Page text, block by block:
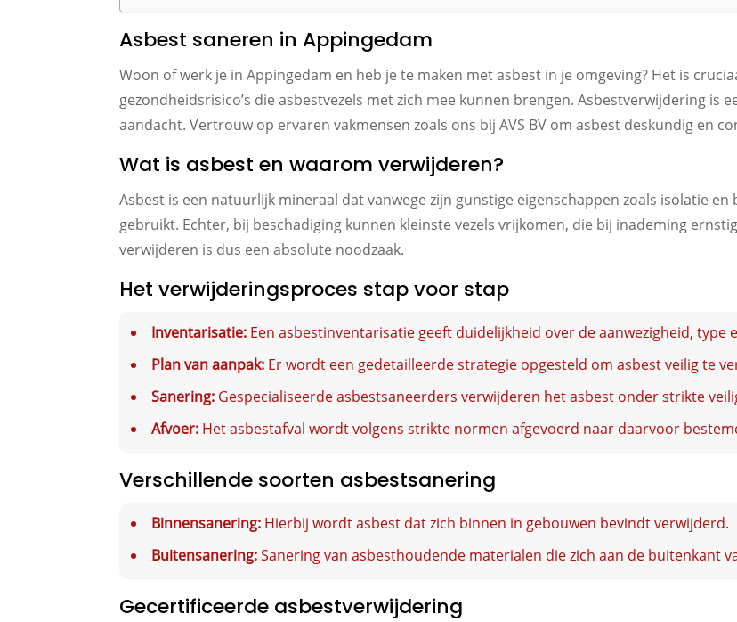
Asbest saneren in Appingedam
Woon of werk je in Appingedam en heb je te maken met asbest in je omgeving? Het is
gezondheidsrisico’s die asbestvezels met zich mee kunnen brengen. Asbestverwijdering is
aandacht. Vertrouw op ervaren vakmensen zoals ons bij AVS BV om asbest deskundig en
Wat is asbest en waarom verwijderen?
Asbest is een natuurlijk mineraal dat vanwege zijn gunstige eigenschappen zoals isolatie
gebruikt. Echter, bij beschadiging kunnen kleinste vezels vrijkomen, die bij inademing
verwijderen is dus een absolute noodzaak.
Het verwijderingsproces stap voor stap
Inventarisatie: Een asbestinventarisatie geeft duidelijkheid over de aanwezigheid, type
Plan van aanpak: Er wordt een gedetailleerde strategie opgesteld om asbest veilig te
Sanering: Gespecialiseerde asbestsaneerders verwijderen het asbest onder strikte
Afvoer: Het asbestafval wordt volgens strikte normen afgevoerd naar daarvoor
Verschillende soorten asbestsanering
Binnensanering: Hierbij wordt asbest dat zich binnen in gebouwen bevindt verwijderd.
Buitensanering:Sanering van asbesthoudende materialen die zich aan de buitenkant
Gecertificeerde asbestverwijdering